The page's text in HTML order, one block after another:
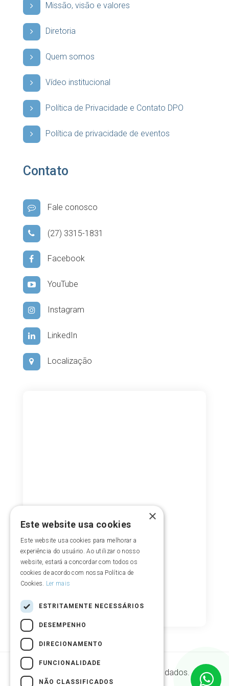
Missão, visão e valores
Diretoria
Quem somos
Vídeo institucional
Política de Privacidade e Contato DPO
Política de privacidade de eventos
Contato
Fale conosco
(27) 3315-1831
Facebook
YouTube
Instagram
LinkedIn
Localização
Segurança de armazenamento de dados.
×
Este website usa cookies
Este website usa cookies para melhorar a
experiência do usuário. Ao utilizar o nosso
website, estará a concordar com todos os
cookies de acordo com nossa Política de
Cookies. Ler mais
ESTRITAMENTE NECESSÁRIOS
DESEMPENHO
DIRECIONAMENTO
FUNCIONALIDADE
NÃO CLASSIFICADOS